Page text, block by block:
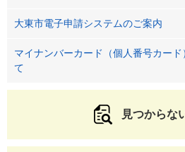
大東市電子申請システムのご案内
マイナンバーカード（個人番号カー
て
見つからな